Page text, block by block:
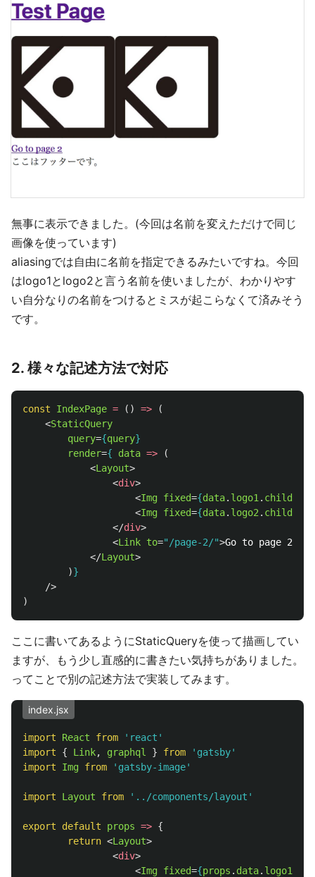
無事に表示できました。(今回は名前を変えただけで同じ
画像を使っています)
aliasingでは自由に名前を指定できるみたいですね。今回
はlogo1とlogo2と言う名前を使いましたが、わかりやす
い自分なりの名前をつけるとミスが起こらなくて済みそう
です。
2. 様々な記述方法で対応
const IndexPage = () =>
(
<StaticQuery
query={query}
render={ data =>
(
<Layout>
<div>
<Img fixed={data. logo1 .
<Img fixed={data. logo2 .
</div>
<Link to="/page-2/">Go to page 2
</Layout>
)}
/>
)
ここに書いてあるようにStaticQueryを使って描画してい
ますが、もう少し直感的に書きたい気持ちがありました。
ってことで別の記述方法で実装してみます。
index.jsx
import React from ' react '
import
{ Link, graphql } from ' gatsby'
import
Img from ' gatsby-image'
import Layout from ' ../components/layout '
export default props => {
return <Layout>
<div>
<Img fixed={props . data. logo1